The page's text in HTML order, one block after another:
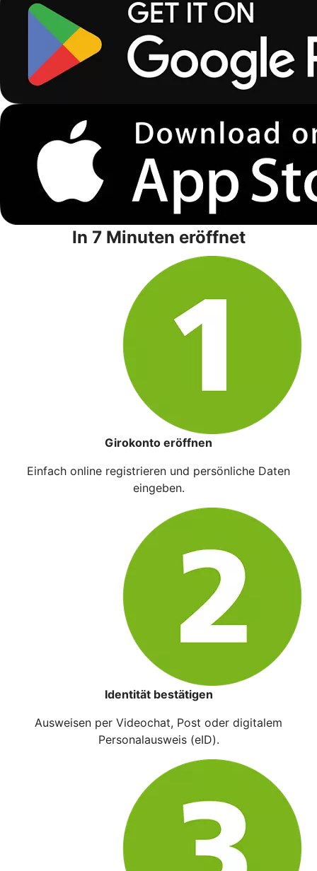
In 7 Minuten eröffnet
Girokonto eröffnen
Einfach online registrieren und persönliche Daten
eingeben.
Identität bestätigen
Ausweisen per Videochat, Post oder digitalem
Personalausweis (eID).